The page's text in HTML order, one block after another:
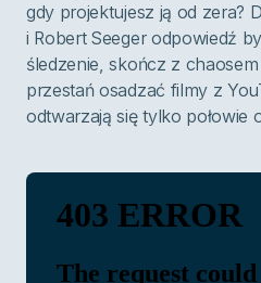
gdy projektujesz ją od zera?
i Robert Seeger odpowiedź
śledzenie, skończ z
przestań osadzać filmy z
odtwarzają się tylko połowie